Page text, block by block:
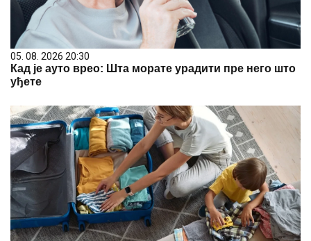
05. 08. 2026 20:30
Кад је ауто врео: Шта морате урадити пре него што
уђете